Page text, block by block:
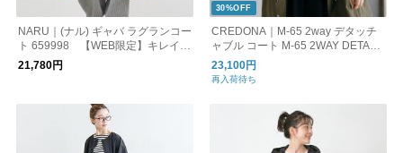
NARU｜(ナル) ギャバ ラグランコー
ト 659998 【WEB限定】キレイめ
カジュアル
21,780円
30%OFF
CREDONA｜M-65 2way デタッチ
ャブル コート M-65 2WAY DETAC
HABLE COAT 1426100022-0
23,100円
再入荷待ち